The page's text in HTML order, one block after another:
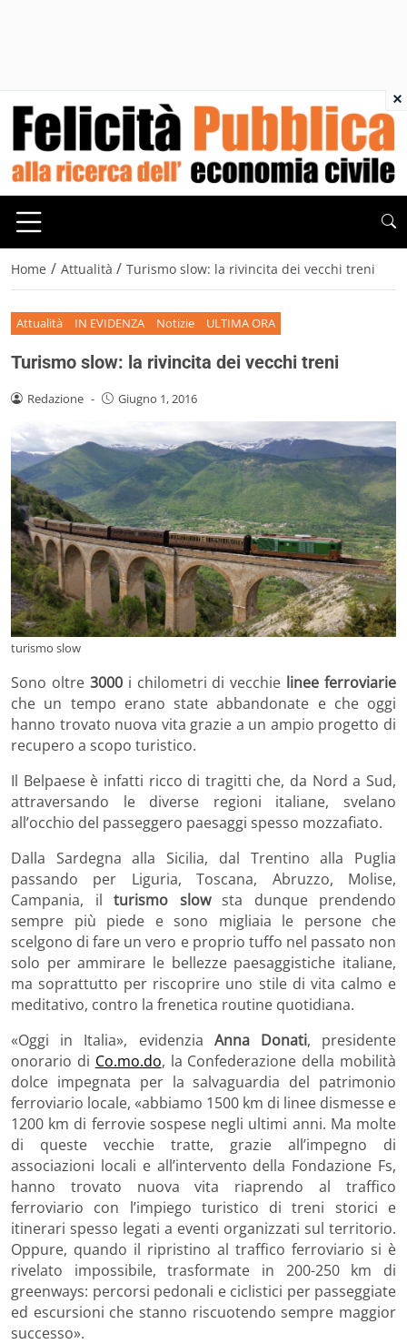
Home / Attualità / Turismo slow: la rivincita dei vecchi treni
Attualità IN EVIDENZA Notizie ULTIMA ORA
Turismo slow: la rivincita dei vecchi treni
Redazione - Giugno 1, 2016
turismo slow
Sono oltre 3000i chilometri di vecchie linee ferroviarie
che un tempo erano state abbandonate e che oggi
hanno trovato nuova vita grazie a un ampio progetto di
recupero a scopo turistico.
Il Belpaese è infatti ricco di tragitti che, da Nord a Sud,
attraversando le diverse regioni italiane, svelano
all’occhio del passeggero paesaggi spesso mozzafiato.
Dalla Sardegna alla Sicilia, dal Trentino alla Puglia
passando per Liguria, Toscana, Abruzzo, Molise,
Campania, il turismo slowsta dunque prendendo
sempre più piede e sono migliaia le persone che
scelgono di fare un vero e proprio tuffo nel passato non
solo per ammirare le bellezze paesaggistiche italiane,
ma soprattutto per riscoprire uno stile di vita calmo e
meditativo, contro la frenetica routine quotidiana.
«Oggi in Italia», evidenzia Anna Donati, presidente
onorario di Co.mo.do, la Confederazione della mobilità
dolce impegnata per la salvaguardia del patrimonio
ferroviario locale, «abbiamo 1500 km di linee dismesse e
1200 km di ferrovie sospese negli ultimi anni. Ma molte
di queste vecchie tratte, grazie all’impegno di
associazioni locali e all’intervento della Fondazione Fs,
hanno trovato nuova vita riaprendo al traffico
ferroviario con l’impiego turistico di treni storici e
itinerari spesso legati a eventi organizzati sul territorio.
Oppure, quando il ripristino al traffico ferroviario si è
rivelato impossibile, trasformate in 200-250 km di
greenways: percorsi pedonali e ciclistici per passeggiate
ed escursioni che stanno riscuotendo sempre maggior
successo».
×